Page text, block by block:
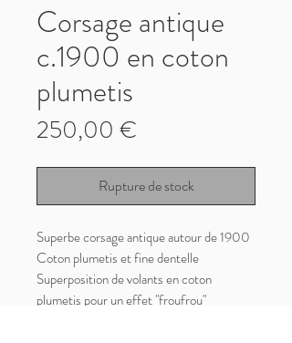
Corsage antique
c.1900 en coton
plumetis
250,00 €
Rupture de stock
Superbe corsage antique autour de 1900
Coton plumetis et fine dentelle
Superposition de volants en coton
plumetis pour un effet "froufrou"